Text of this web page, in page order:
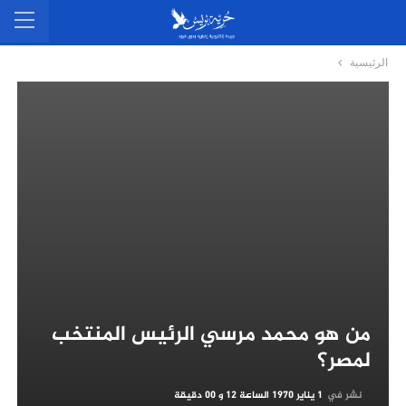
الرئيسية
من هو محمد مرسي الرئيس المنتخب
لمصر؟
نشر في 1 يناير 1970 الساعة 12 و 00 دقيقة